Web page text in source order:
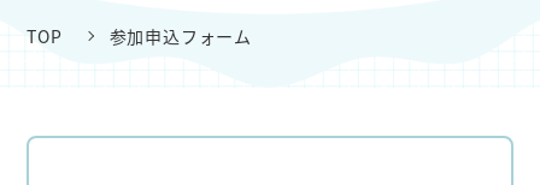
TOP 参加申込フォーム